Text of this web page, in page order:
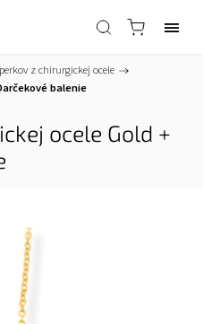
z chirurgickej ocele /
balenie
ocele Gold +